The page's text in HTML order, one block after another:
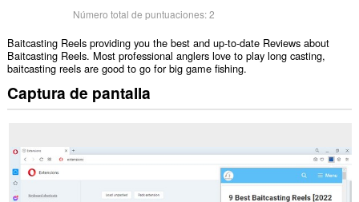
Número total de puntuaciones:2
Baitcasting Reels providing you the best and up-to-date Reviews about
Baitcasting Reels. Most professional anglers love to play long casting,
baitcasting reels are good to go for big game fishing.
Captura de pantalla